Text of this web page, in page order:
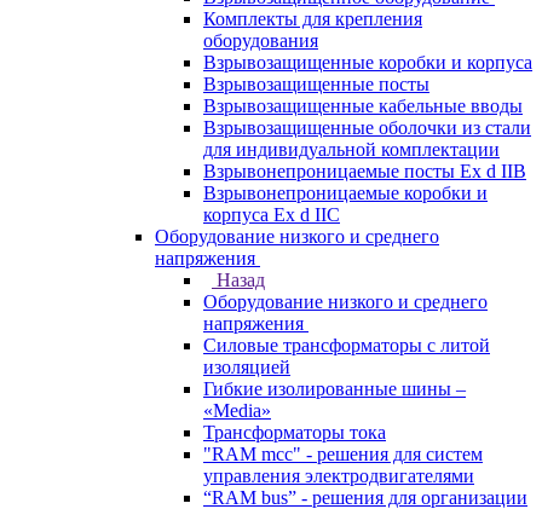
Комплекты для крепления
оборудования
Взрывозащищенные коробки и корпуса
Взрывозащищенные посты
Взрывозащищенные кабельные вводы
Взрывозащищенные оболочки из стали
для индивидуальной комплектации
Взрывонепроницаемые посты Ex d IIB
Взрывонепроницаемые коробки и
корпуса Ex d IIС
Оборудование низкого и среднего
напряжения
Назад
Оборудование низкого и среднего
напряжения
Силовые трансформаторы с литой
изоляцией
Гибкие изолированные шины –
«Media»
Трансформаторы тока
"RAM mcc" - решения для систем
управления электродвигателями
“RAM bus” - решения для организации